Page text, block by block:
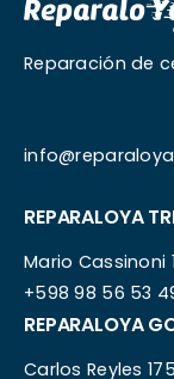
REPARALOYA
Mario Cassinoni
+598 98 56 53
REPARALOYA
Carlos Reyles
Reparación de